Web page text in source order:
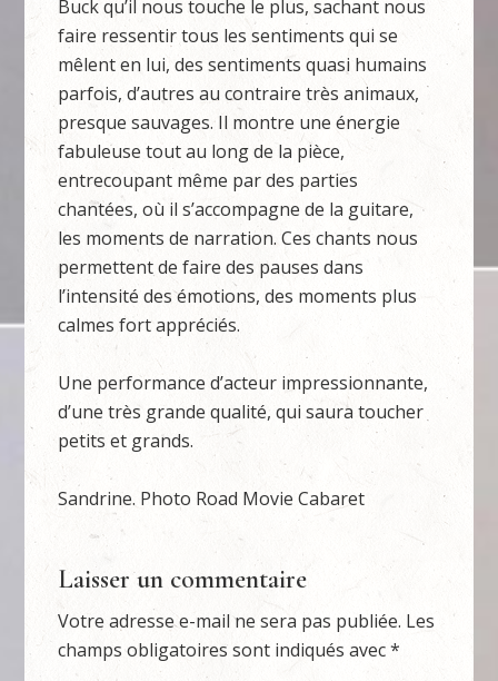
Buck qu’il nous touche le plus, sachant nous
faire ressentir tous les sentiments qui se
mêlent en lui, des sentiments quasi humains
parfois, d’autres au contraire très animaux,
presque sauvages. Il montre une énergie
fabuleuse tout au long de la pièce,
entrecoupant même par des parties
chantées, où il s’accompagne de la guitare,
les moments de narration. Ces chants nous
permettent de faire des pauses dans
l’intensité des émotions, des moments plus
calmes fort appréciés.
Une performance d’acteur impressionnante,
d’une très grande qualité, qui saura toucher
petits et grands.
Sandrine. Photo Road Movie Cabaret
Laisser un commentaire
Votre adresse e-mail ne sera pas publiée. Les
champs obligatoires sont indiqués avec*